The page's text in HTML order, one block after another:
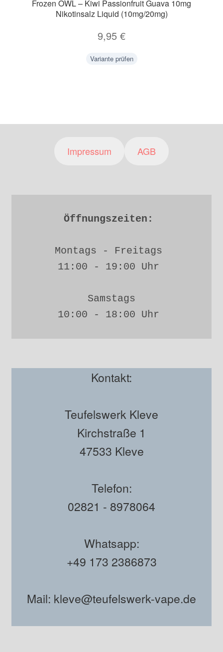
Frozen OWL – Kiwi Passionfruit Guava 10mg
Nikotinsalz Liquid (10mg/20mg)
9,95 €
Variante prüfen
Impressum AGB
Öffnungszeiten:
Montags - Freitags
11:00 - 19:00 Uhr
Samstags
10:00 - 18:00 Uhr
Kontakt:
Teufelswerk Kleve
Kirchstraße 1
47533 Kleve
Telefon:
02821 - 8978064
Whatsapp:
+49 173 2386873
Mail: kleve@teufelswerk-vape.de